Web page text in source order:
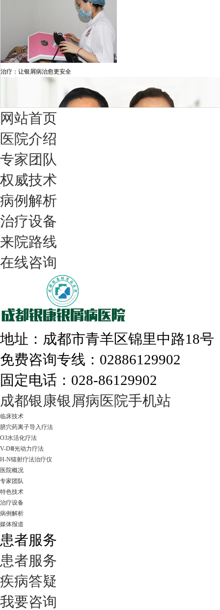
治疗：让银屑病治愈更安全
我们只治银屑病，我们在成都坐诊
308nm激光：银屑病治疗更高效
走进成都：满足您的治愈需求
网站首页
医院介绍
专家团队
权威技术
病例解析
治疗设备
来院路线
在线咨询
地址：成都市青羊区锦里中路18
免费咨询专线：02886129902
固定电话：028-86129902
成都银康银屑病医院手机站
临床技术
脐穴药离子导入疗法
O3水活化疗法
V-DⅢ光动力疗法
H-N镭射疗法治疗仪
医院概况
专家团队
特色技术
治疗设备
病例解析
媒体报道
患者服务
患者服务
疾病答疑
我要咨询